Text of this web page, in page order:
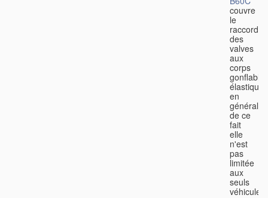
couvre
le
des
valves
aux
corps
gonflables
élastiques
en
général,
de ce
fait
elle
n'est
pas
limitée
aux
seuls
véhicules;